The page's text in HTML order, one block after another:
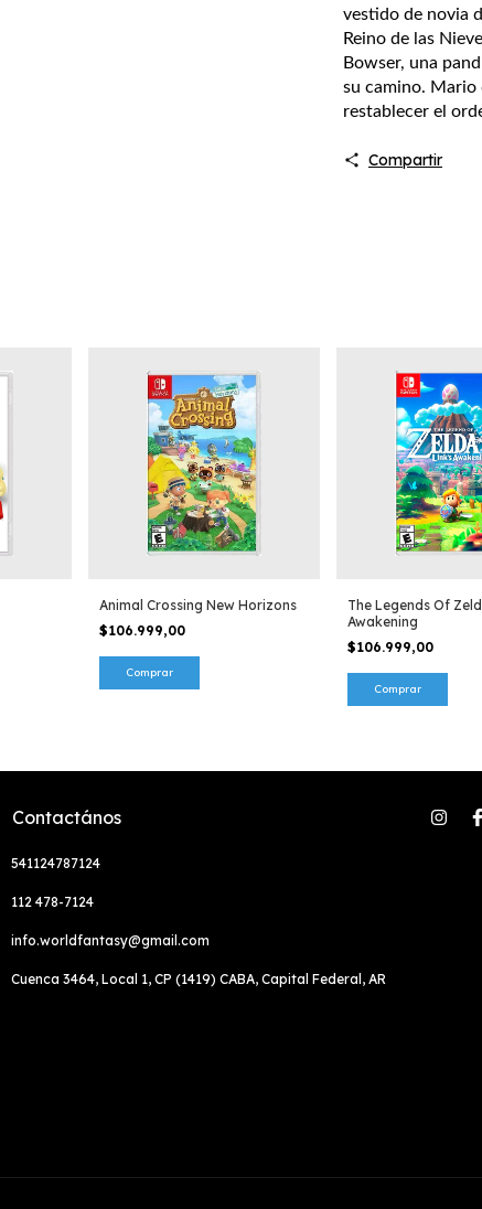
vestido de novia
Reino de las
Bowser, una
su camino. Mario
restablecer el
Compartir
Animal Crossing New Horizons
$106.999,00
The Legends Of
Awakening
$106.999,00
Contactános
541124787124
112 478-7124
info.worldfantasy@gmail.com
Cuenca 3464, Local 1, CP (1419) CABA, Capital Federal, AR